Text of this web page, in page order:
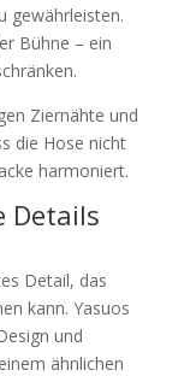
gewährleisten.
Bühne – ein
Ziernähte und
die Hose nicht
harmoniert.
Details
Detail, das
kann. Yasuos
und
ähnlichen